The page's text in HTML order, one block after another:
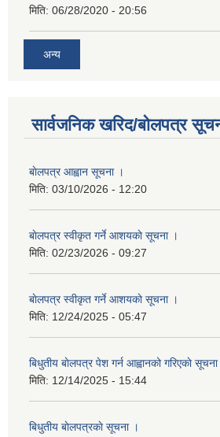
मिति: 06/28/2020 - 20:56
अन्य
सार्वजनिक खरिद/बोलपत्र
बाेलपत्र आह्वान सूचना ।
मिति: 03/10/2026 - 12:20
बाेलपत्र स्वीकृत गर्ने आशयकाे सूचना ।
मिति: 02/23/2026 - 09:27
बाेलपत्र स्वीकृत गर्ने आशयकाे सूचना ।
मिति: 12/24/2025 - 05:47
बिधुतीय बाेलपत्र पेश गर्न आह्वानको गरिएकाे
मिति: 12/14/2025 - 15:44
बिधुतीय बाेलपत्रकाे सूचना ।